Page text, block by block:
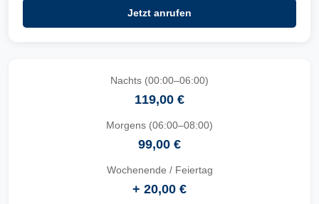
Jetzt anrufen
Nachts (00:00–06:00)
119,00 €
Morgens (06:00–08:00)
99,00 €
Wochenende / Feiertag
+ 20,00 €